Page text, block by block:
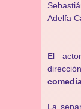
Adelfa
El
La